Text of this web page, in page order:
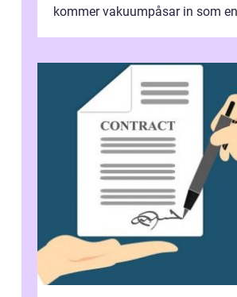
kommer vakuumpåsar in som